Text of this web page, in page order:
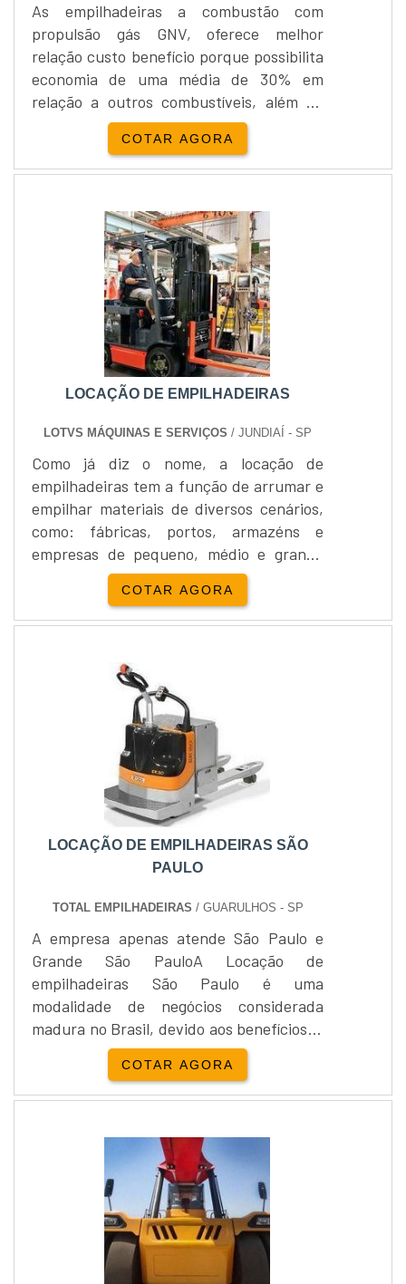
As empilhadeiras a combustão com
propulsão gás GNV, oferece melhor
relação custo benefício porque possibilita
economia de uma média de 30% em
relação a outros combustíveis, além de
melhorias no armazenamento e
abastecimento do gás.A locação de
empilhadeiras a combustão GNV
meio ambiente devido à reduzida emissão
de gases nocivos. São compactas e
possibilitam operações rápidas e seguras
para a movimentação e....
COTAR AGORA
LOCAÇÃO DE EMPILHADEIRAS
LOTVS MÁQUINAS E SERVIÇOS / JUNDIAÍ - SP
Como já diz o nome, a locação de
empilhadeiras tem a função de arrumar e
empilhar materiais de diversos cenários,
como: fábricas, portos, armazéns e
empresas de pequeno, médio e grande
porte.Ela é excelente para o transporte
horizontal interno e armazenamento.
Com fácil manuseio, as máquinas são
aceleração. Pensando em custo-
benefício, identificar qual é a melhor
opção depende da finalidade que a
empilhadeira terá....
COTAR AGORA
LOCAÇÃO DE EMPILHADEIRAS SÃO
PAULO
TOTAL EMPILHADEIRAS / GUARULHOS - SP
A empresa apenas atende São Paulo e
Grande São PauloA Locação de
empilhadeiras São Paulo é uma
modalidade de negócios considerada
madura no Brasil, devido aos benefícios já
contabilizados pelas empresas.Também é
comum, ao comprar o equipamento, o
cliente não seguir rigorosamente o que
isso, o custo de manutenção que tende a
ser inicialmente menor irá aumentar
substancialmente ao longo do tempo.Por
COTAR AGORA